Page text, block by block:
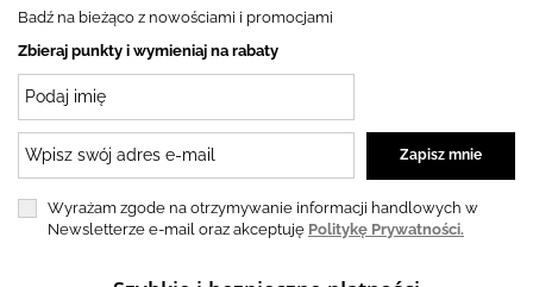
Badź na bieżąco z nowościami i promocjami
Zbieraj punkty i wymieniaj na rabaty
Wyrażam zgode na otrzymywanie informacji handlowych w
Newsletterze e-mail oraz akceptuję Politykę Prywatności.